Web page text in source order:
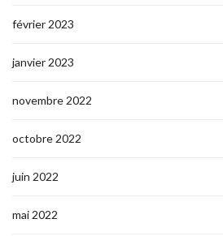
février 2023
janvier 2023
novembre 2022
octobre 2022
juin 2022
mai 2022